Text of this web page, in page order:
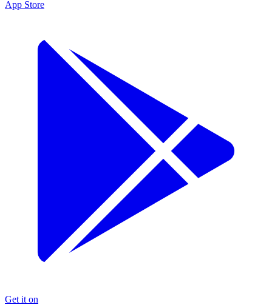
App Store
Get it on